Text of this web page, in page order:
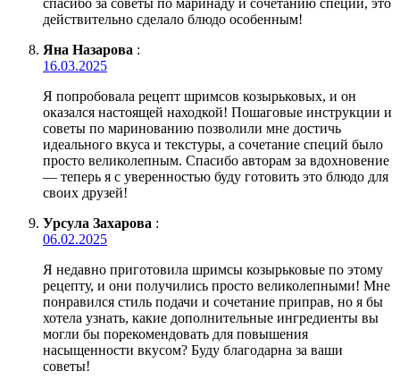
спасибо за советы по маринаду и сочетанию специй, это
действительно сделало блюдо особенным!
Яна Назарова :
16.03.2025
Я попробовала рецепт шримсов козырьковых, и он
оказался настоящей находкой! Пошаговые инструкции и
советы по маринованию позволили мне достичь
идеального вкуса и текстуры, а сочетание специй было
просто великолепным. Спасибо авторам за вдохновение
— теперь я с уверенностью буду готовить это блюдо для
своих друзей!
Урсула Захарова :
06.02.2025
Я недавно приготовила шримсы козырьковые по этому
рецепту, и они получились просто великолепными! Мне
понравился стиль подачи и сочетание приправ, но я бы
хотела узнать, какие дополнительные ингредиенты вы
могли бы порекомендовать для повышения
насыщенности вкусом? Буду благодарна за ваши
советы!